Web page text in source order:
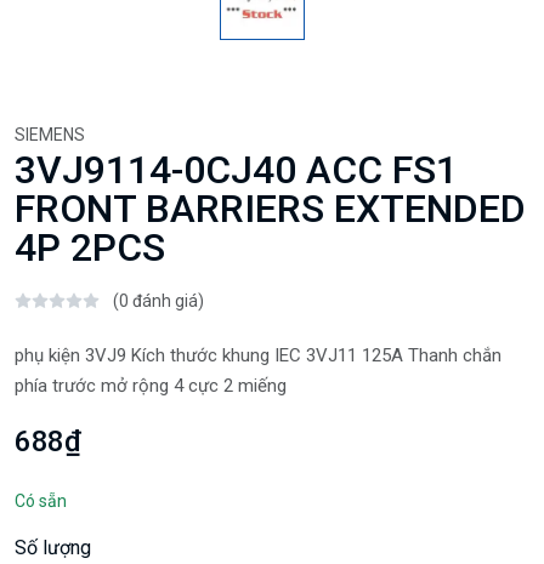
SIEMENS
3VJ9114-0CJ40 ACC FS1
FRONT BARRIERS EXTENDED
4P 2PCS
(0 đánh giá)
phụ kiện 3VJ9 Kích thước khung IEC 3VJ11 125A Thanh chắn
phía trước mở rộng 4 cực 2 miếng
688₫
Có sẵn
Số lượng